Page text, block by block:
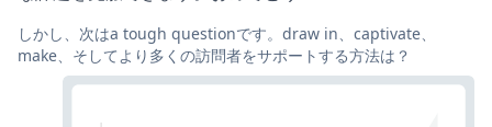
しかし、次はa tough questionです。draw in、captivate、
make、そしてより多くの訪問者をサポートする方法は？